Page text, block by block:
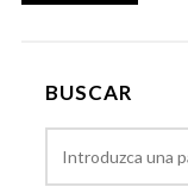
BUSCAR